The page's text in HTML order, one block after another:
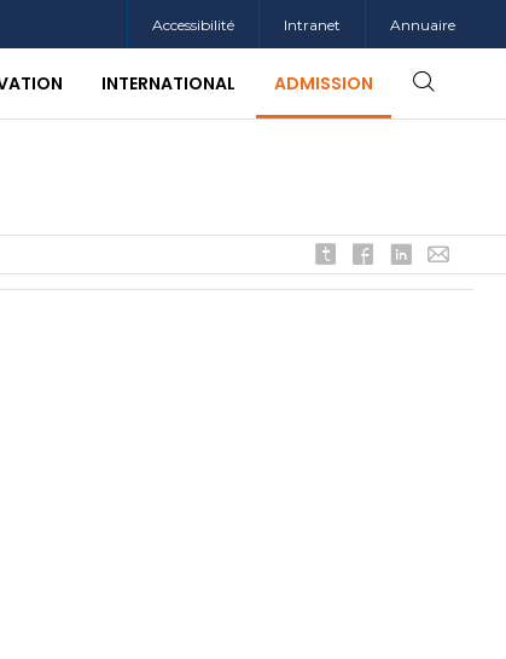
Accessibilité Intranet Annuaire
INTERNATIONAL ADMISSION